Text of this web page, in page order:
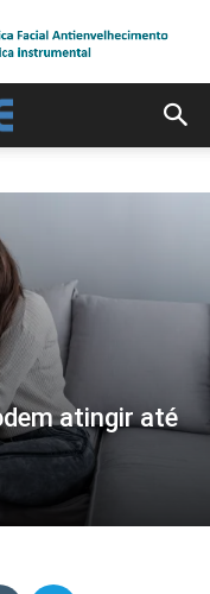
atingir até